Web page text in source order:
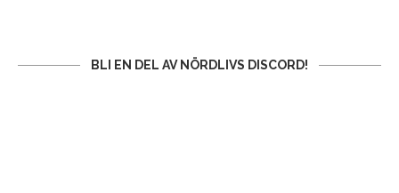
BLI EN DEL AV NÖRDLIVS DISCORD!